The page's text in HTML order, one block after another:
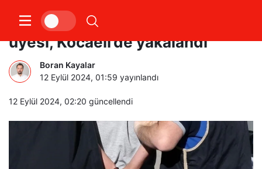
7 yıl hapisle aranan PKK/KCK
üyesi, Kocaeli’de yakalandı
Boran Kayalar
12 Eylül 2024, 01:59 yayınlandı
12 Eylül 2024, 02:20 güncellendi